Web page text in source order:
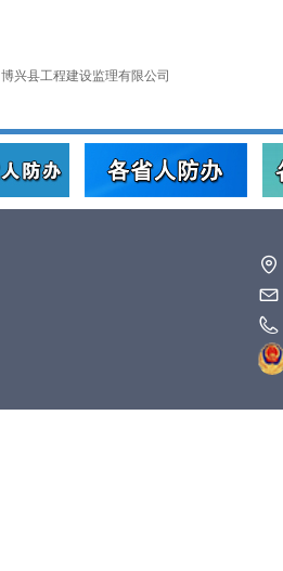
博兴县工程建设监理有限公司